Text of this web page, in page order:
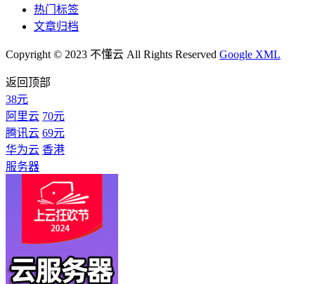
热门标签
文章归档
Copyright © 2023 不懂云 All Rights Reserved Google XML
返回顶部
38元
阿里云 70元
腾讯云 69元
华为云 香港
服务器